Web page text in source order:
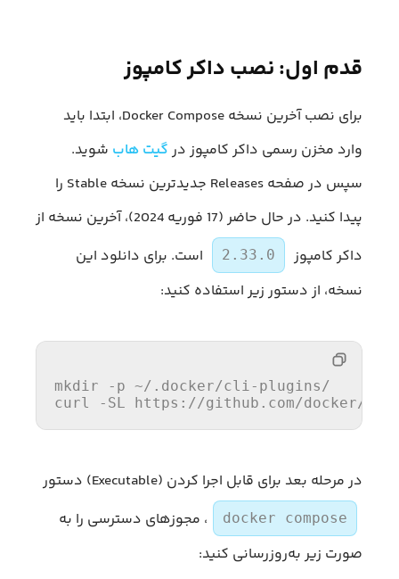
قدم اول: نصب داکر کامپوز
برای نصب آخرین نسخه Docker Compose، ابتدا باید
وارد مخزن رسمی داکر کامپوز در گیت هاب شوید.
سپس در صفحه Releases جدیدترین نسخه Stable را
پیدا کنید. در حال حاضر (17 فوریه 2024)، آخرین نسخه از
داکر کامپوز
2.33.0
است. برای دانلود این
نسخه، از دستور زیر استفاده کنید:
mkdir -p ~/.docker/cli-plugins/
curl -SL https: //gi thub.com/docker/
در مرحله بعد برای قابل اجرا کردن (Executable) دستور
docker compose
، مجوزهای دسترسی را به
صورت زیر به‌روزرسانی کنید: